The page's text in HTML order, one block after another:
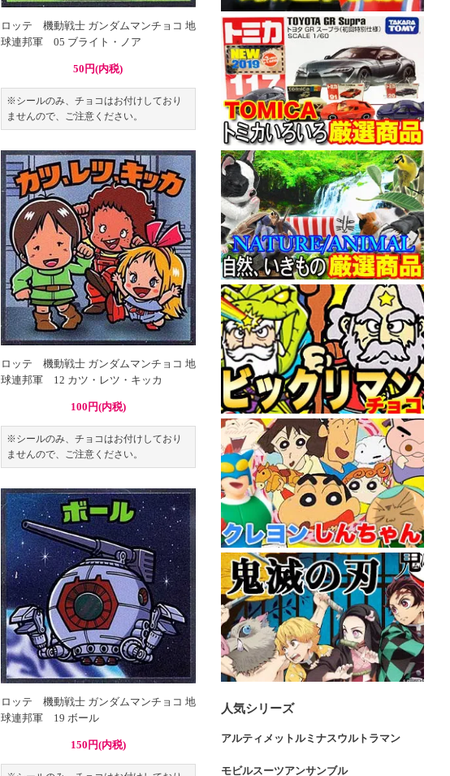
ロッテ 機動戦士 ガンダムマンチョコ 地
球連邦軍 05 ブライト・ノア
50円(内税)
※シールのみ、チョコはお付けしており
ませんので、ご注意ください。
ロッテ 機動戦士 ガンダムマンチョコ 地
球連邦軍 12 カツ・レツ・キッカ
100円(内税)
※シールのみ、チョコはお付けしており
ませんので、ご注意ください。
ロッテ 機動戦士 ガンダムマンチョコ 地
球連邦軍 19 ボール
150円(内税)
人気シリーズ
アルティメットルミナスウルトラマン
モビルスーツアンサンブル